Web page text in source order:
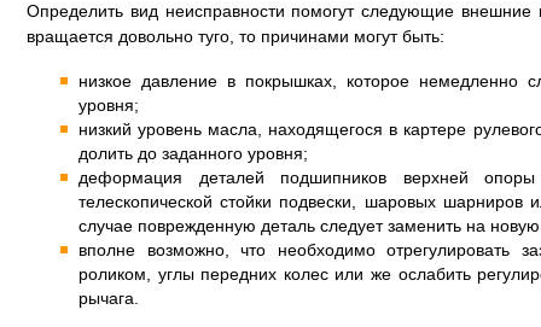
Определить вид неисправности помогут следующие внешние
вращается довольно туго, то причинами могут быть:
низкое давление в покрышках, которое немедленно
уровня;
низкий уровень масла, находящегося в картере
долить до заданного уровня;
деформация деталей подшипников верхней опоры
телескопической стойки подвески, шаровых шарниров
случае поврежденную деталь следует заменить на
вполне возможно, что необходимо отрегулировать
роликом, углы передних колес или же ослабить
рычага.